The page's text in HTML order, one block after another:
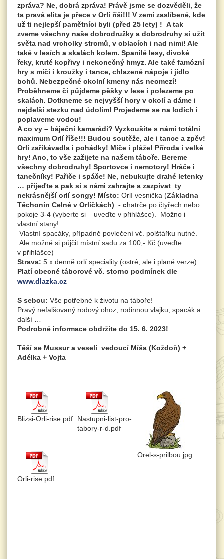
zpráva? Ne, dobrá zpráva! Právě jsme se dozvěděli, že
ta pravá elita je přece v Orlí říši!!! V zemi zaslíbené, kde
už ti nejlepší pamětníci byli (před 25 lety) ! A tak
zveme všechny naše dobrodružky a dobrodruhy si užít
světa nad vrcholky stromů, v oblacích i nad nimi! Ale
také v lesích a skalách kolem. Spanilé lesy, divoké
řeky, kruté kopřivy i nekonečný hmyz. Ale také famózní
hry s míči i kroužky i tance, chlazené nápoje i jídlo
bohů. Nebezpečné okolní kmeny nás neomezí!
Proběhneme či půjdeme pěšky v lese i polezeme po
skalách. Dotkneme se nejvyšší hory v okolí a dáme i
nejdelší stezku nad údolím! Projedeme se na lodích i
poplaveme vodou!
A co vy – báječní kamarádi? Vyzkoušíte s námi totální
maximum Orlí říše!!! Budou soutěže, ale i tance a zpěv!
Orlí zaříkávadla i pohádky! Míče i pláže! Příroda i velké
hry! Ano, to vše zažijete na našem táboře. Bereme
všechny dobrodruhy! Sportovce i nemotory! Hráče i
tanečníky! Pařiče i spáče! Ne, nebukujte drahé letenky
… přijeďte a pak si s námi zahrajte a zazpívat ty
nekrásnější orlí songy! Místo: Orlí vesnička (Základna
Těchonín Celné v Orličkách) - chatrče po čtyřech nebo
pokoje 3-4 (vyberte si – uveďte v přihlášce). Možno i
vlastní stany!
Vlastní spacáky, případně povlečení vč. polštářku nutné.
Ale možné si půjčit místní sadu za 100,- Kč (uveďte
v přihlášce)
Strava: 5 x denně orlí speciality (ostré, ale i plané verze)
Platí obecné táborové vč. storno podmínek dle
www.dlazka.cz
S sebou: Vše potřebné k životu na táboře!
Pravý nefalšovaný rodový ohoz, rodinnou vlajku, spacák a
další …
Podrobné informace obdržíte do 15. 6. 2023!
Těší se Mussura veselí vedoucí Míša (Koždoň) +
Adélka + Vojta
Blizsi-Orli-rise.pdf
Nastupni-list-pro-
tabory-r-d.pdf
Orel-s-prilbou.jpg
Orli-rise.pdf